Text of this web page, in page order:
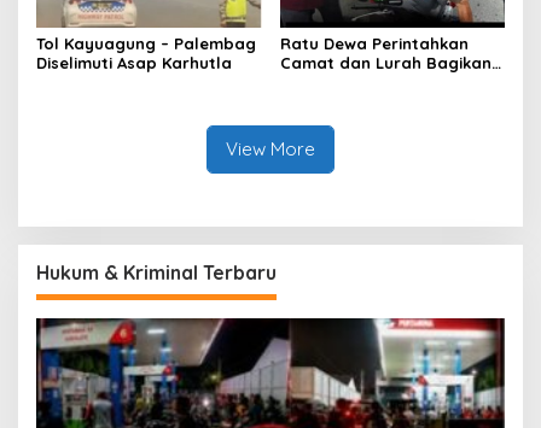
Tol Kayuagung – Palembag
Diselimuti Asap Karhutla
Ratu Dewa Perintahkan
Camat dan Lurah Bagikan
View More
Hukum & Kriminal Terbaru